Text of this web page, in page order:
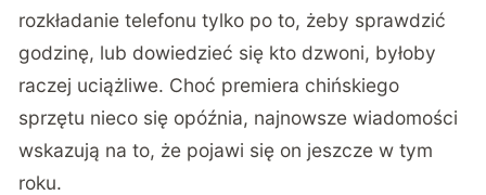
rozkładanie telefonu tylko po to, żeby sprawdzić
godzinę, lub dowiedzieć się kto dzwoni, byłoby
raczej uciążliwe. Choć premiera chińskiego
sprzętu nieco się opóźnia, najnowsze wiadomości
wskazują na to, że pojawi się on jeszcze w tym
roku.